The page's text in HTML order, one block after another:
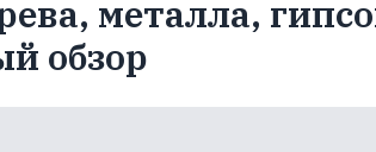
металла,
обзор